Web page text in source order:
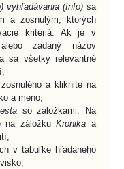
vyhľadávania (Info)sa
a zosnulým, ktorých
kritériá. Ak je v
zadaný názov
sa všetky relevantné
a kliknite na
a meno,
so záložkami. Na
na záložkuKronika a
v tabuľke hľadaného